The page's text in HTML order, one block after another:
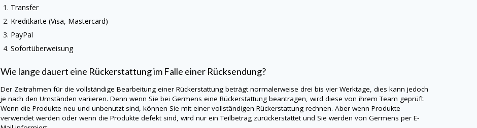
Transfer
Kreditkarte (Visa, Mastercard)
PayPal
Sofortüberweisung
Wie lange dauert eine Rückerstattung im Falle einer Rücksendung?
Der Zeitrahmen für die vollständige Bearbeitung einer Rückerstattung beträgt normalerweise drei bis vier Werktage, dies kann jedoch
je nach den Umständen variieren. Denn wenn Sie beiGermenseine Rückerstattung beantragen, wird diese von ihrem Team geprüft.
Wenn die Produkte neu und unbenutzt sind, können Sie mit einer vollständigen Rückerstattung rechnen. Aber wenn Produkte
verwendet werden oder wenn die Produkte defekt sind, wird nur ein Teilbetrag zurückerstattet und Sie werden vonGermensper E-